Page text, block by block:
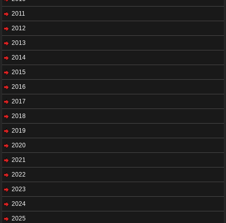
2011
2012
2013
2014
2015
2016
2017
2018
2019
2020
2021
2022
2023
2024
2025